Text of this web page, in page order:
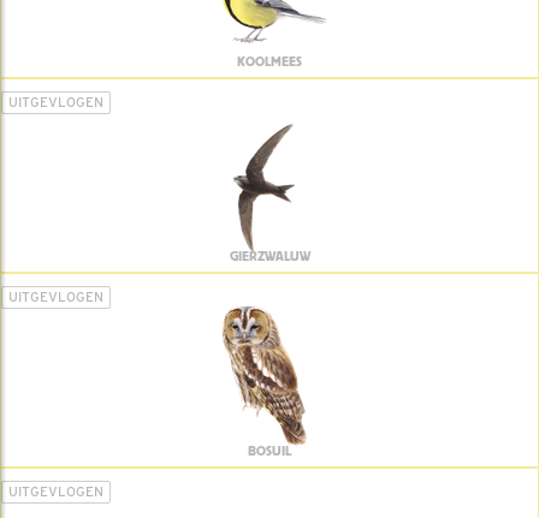
KOOLMEES
UITGEVLOGEN
GIERZWALUW
UITGEVLOGEN
BOSUIL
UITGEVLOGEN